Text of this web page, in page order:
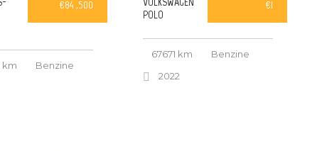
€84 ,500
km
Benzine
€1
POLO
67671 km
Benzine
2022